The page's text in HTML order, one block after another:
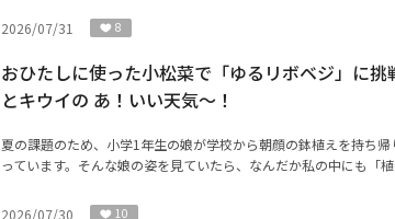
2026/07/31 8
おひたしに使った小松菜で「ゆるリボベジ」に
とキウイの あ！いい天気～！
夏の課題のため、小学1年生の娘が学校から朝顔の鉢植えを持ち
っています。そんな娘の姿を見ていたら、なんだか私の中にも「
2026/07/30 10